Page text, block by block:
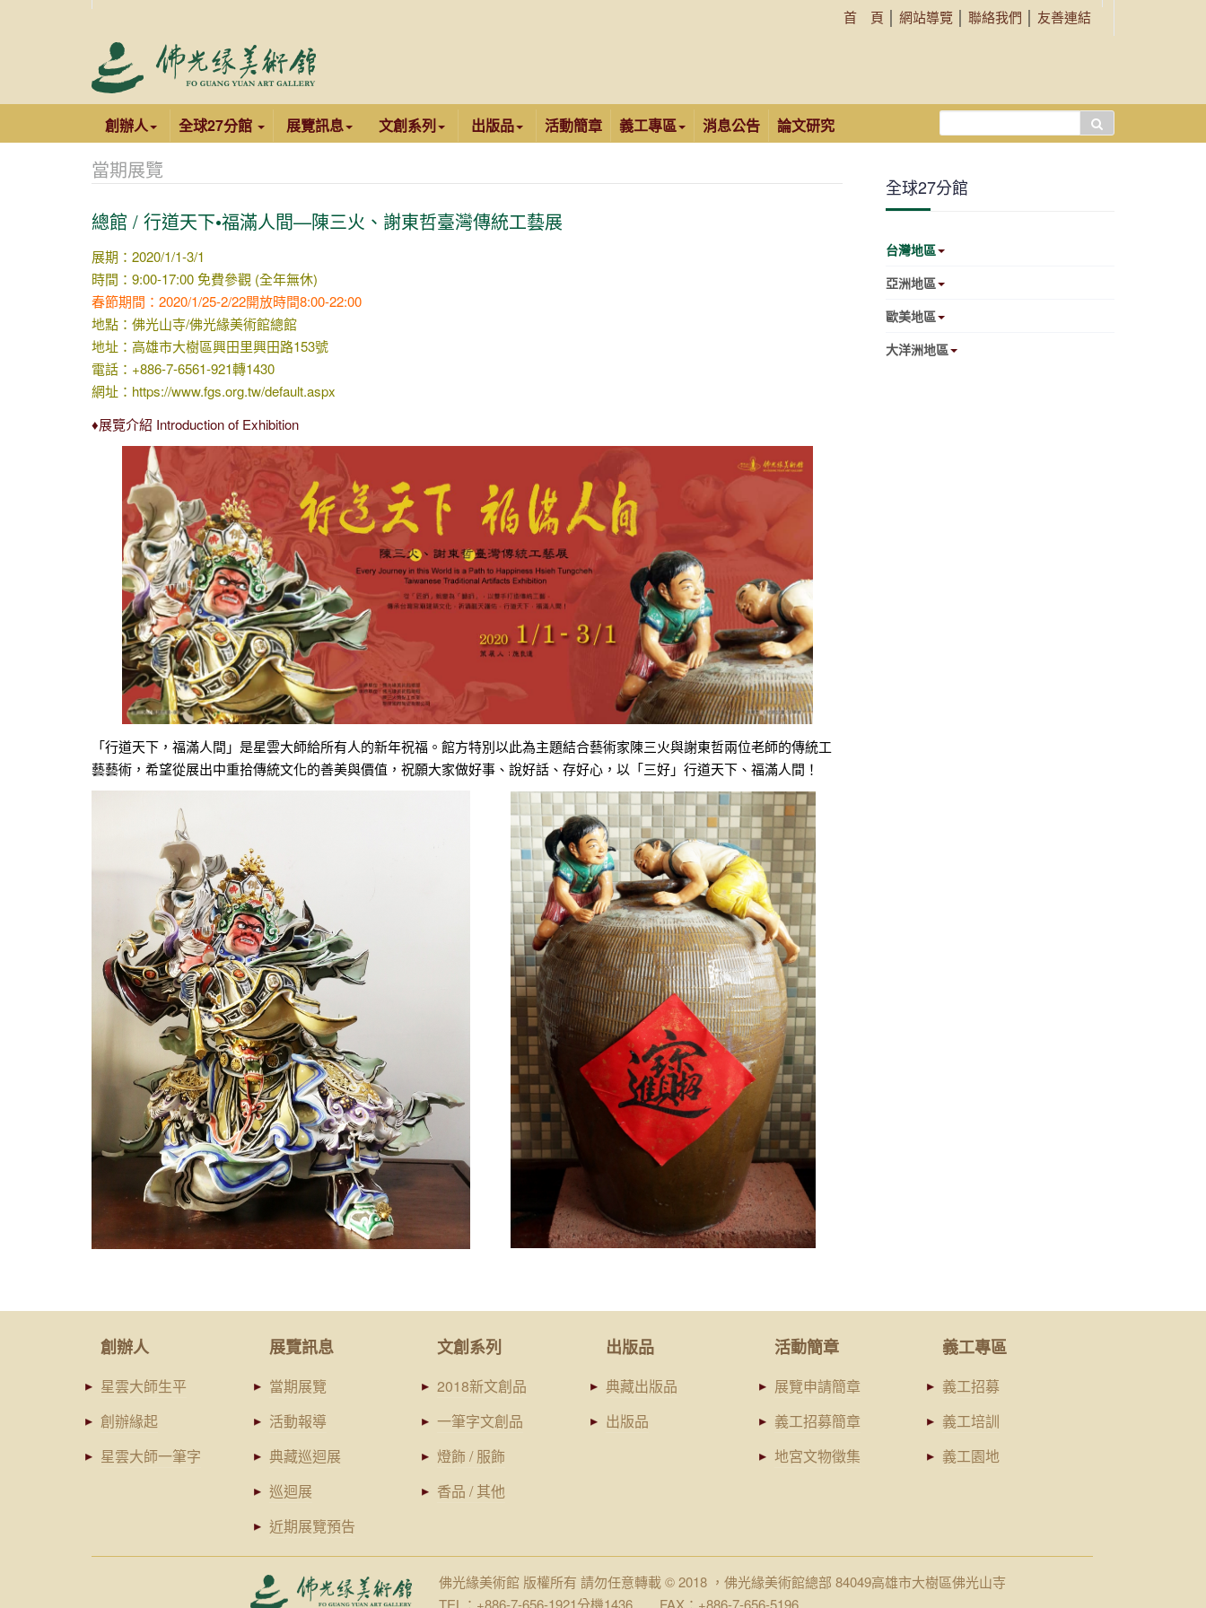
首 頁 網站導覽 聯絡我們 友善連結
創辦人 全球27分館 展覽訊息 文創系列 出版品 活動簡章 義工專區 消息公告 論文研究
尋...
當期展覽
總館 / 行道天下•福滿人間—陳三火、謝東哲臺灣傳統工藝展
展期：2020/1/1-3/1
時間：9:00-17:00 免費參觀 (全年無休)
春節期間：2020/1/25-2/22開放時間8:00-22:00
地點：佛光山寺/佛光緣美術館總館
地址：高雄市大樹區興田里興田路153號
電話：+886-7-6561-921轉1430
網址： https://www.fgs.org.tw/default.aspx
♦展覽介紹 Introduction of Exhibition
「行道天下，福滿人間」是星雲大師給所有人的新年祝福。館方特別以此為主題結合藝術家陳三火與謝東哲兩位老師的傳統工
藝藝術，希望從展出中重拾傳統文化的善美與價值，祝願大家做好事、說好話、存好心，以「三好」行道天下、福滿人間！
全球27分館
台灣地區
亞洲地區
歐美地區
大洋洲地區
創辦人
星雲大師生平
創辦緣起
星雲大師一筆字
展覽訊息
當期展覽
活動報導
典藏巡迴展
巡迴展
近期展覽預告
文創系列
2018新文創品
一筆字文創品
燈飾 / 服飾
香品 / 其他
出版品
典藏出版品
出版品
活動簡章
展覽申請簡章
義工招募簡章
地宮文物徵集
義工專區
義工招募
義工培訓
義工園地
佛光緣美術館 版權所有 請勿任意轉載 © 2018 ，佛光緣美術館總部 84049高雄市大樹區佛光山寺
TEL：+886-7-656-1921分機1436 FAX：+886-7-656-5196